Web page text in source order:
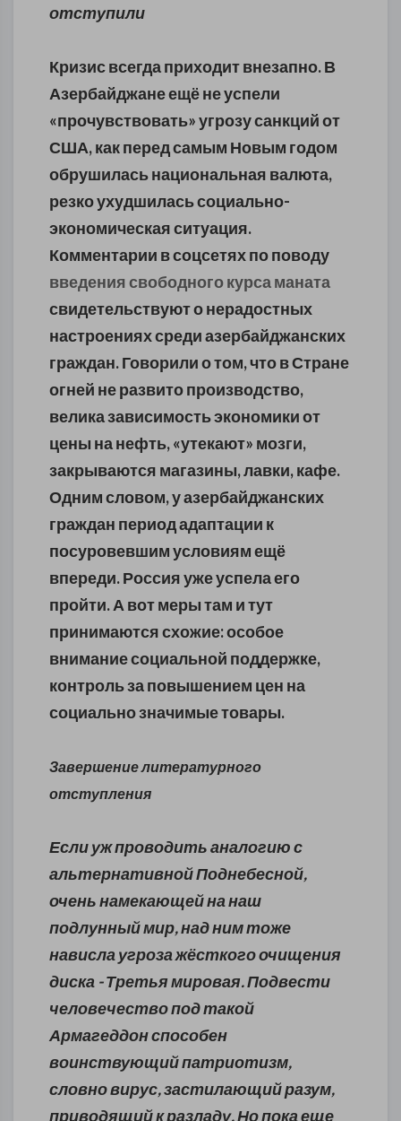
отступили
Кризис всегда приходит внезапно. В
Азербайджане ещё не успели
«прочувствовать» угрозу санкций от
США, как перед самым Новым годом
обрушилась национальная валюта,
резко ухудшилась социально-
экономическая ситуация.
Комментарии в соцсетях по поводу
введения свободного курса маната
свидетельствуют о нерадостных
настроениях среди азербайджанских
граждан. Говорили о том, что в Стране
огней не развито производство,
велика зависимость экономики от
цены на нефть, «утекают» мозги,
закрываются магазины, лавки, кафе.
Одним словом, у азербайджанских
граждан период адаптации к
посуровевшим условиям ещё
впереди. Россия уже успела его
пройти. А вот меры там и тут
принимаются схожие: особое
внимание социальной поддержке,
контроль за повышением цен на
социально значимые товары.
Завершение литературного
отступления
Если уж проводить аналогию с
альтернативной Поднебесной,
очень намекающей на наш
подлунный мир, над ним тоже
нависла угроза жёсткого очищения
диска - Третья мировая. Подвести
человечество под такой
Армагеддон способен
воинствующий патриотизм,
словно вирус, застилающий разум,
приводящий к разладу. Но пока еще